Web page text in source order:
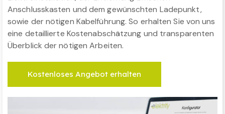
Anschlusskasten und dem gewünschten Ladepunkt,
sowie der nötigen Kabelführung. So erhalten Sie von uns
eine detaillierte Kostenabschätzung und transparenten
Überblick der nötigen Arbeiten.
Kostenloses Angebot erhalten